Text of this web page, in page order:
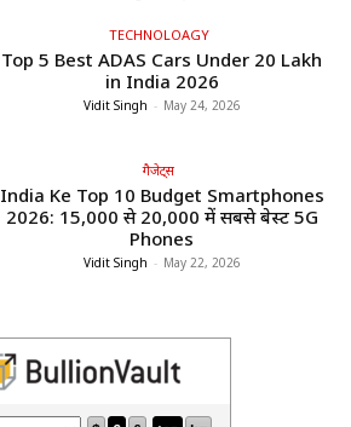
TECHNOLOAGY
Top 5 Best ADAS Cars Under ₹20 Lakh
in India 2026
Vidit Singh - May 24, 2026
गैजेट्स
India Ke Top 10 Budget Smartphones
2026: ₹15,000 से ₹20,000 में सबसे बेस्ट 5G
Phones
Vidit Singh - May 22, 2026